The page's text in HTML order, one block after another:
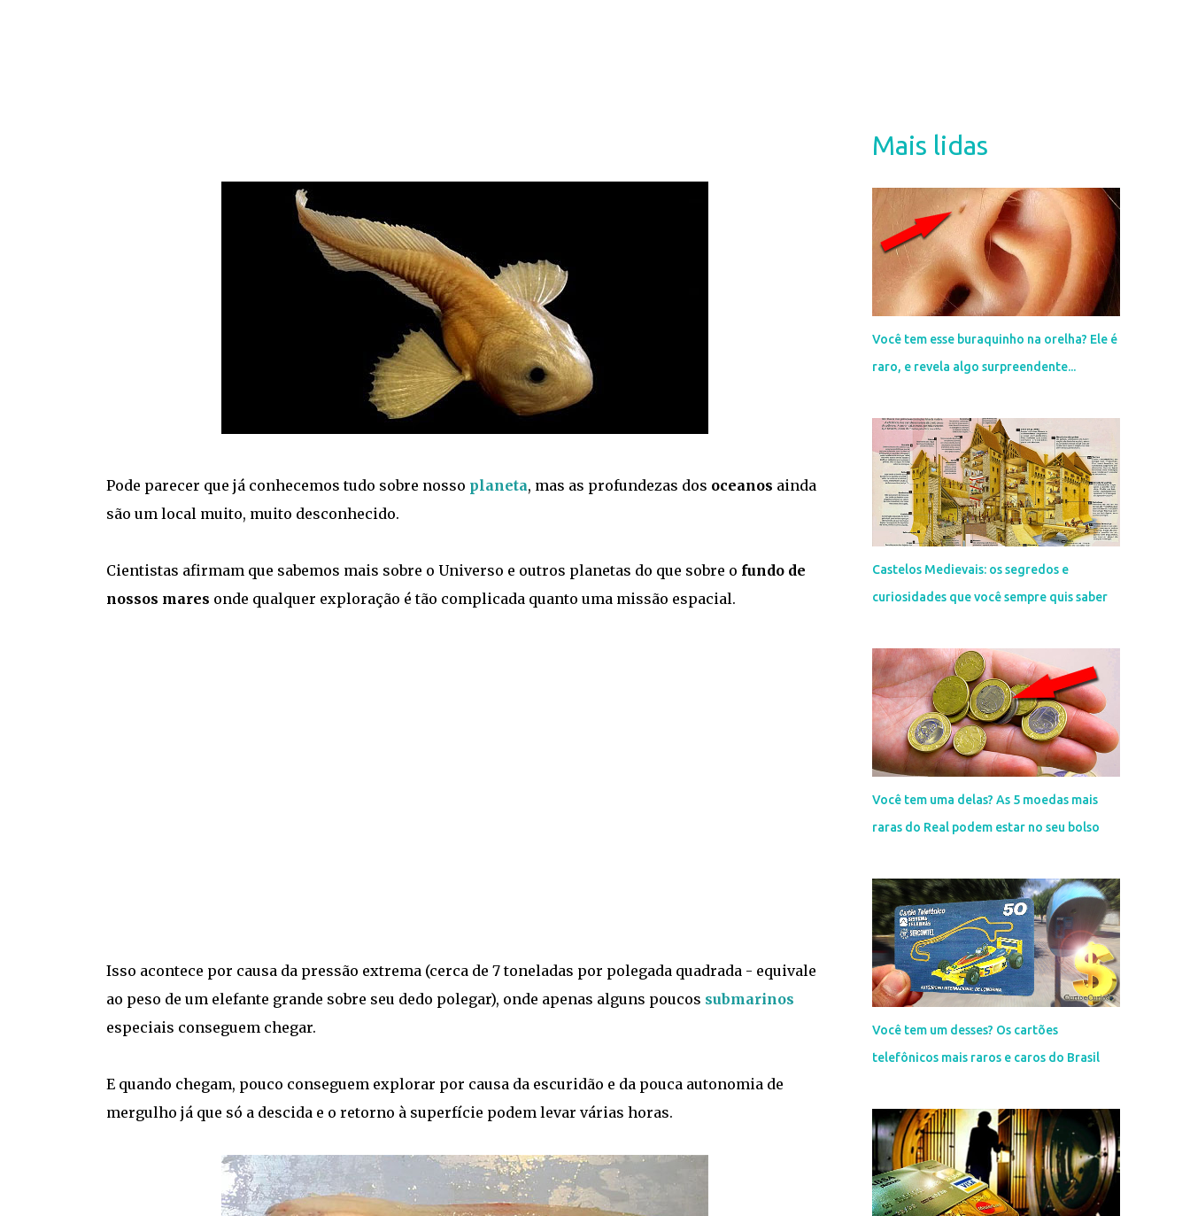
Pode parecer que já conhecemos tudo sobre nosso planeta, mas as profundezas dos oceanos ainda
são um local muito, muito desconhecido.
Cientistas afirmam que sabemos mais sobre o Universo e outros planetas do que sobre o fundo de
nossos mares onde qualquer exploração é tão complicada quanto uma missão espacial.
Isso acontece por causa da pressão extrema (cerca de 7 toneladas por polegada quadrada - equivale
ao peso de um elefante grande sobre seu dedo polegar), onde apenas alguns poucos submarinos
especiais conseguem chegar.
E quando chegam, pouco conseguem explorar por causa da escuridão e da pouca autonomia de
mergulho já que só a descida e o retorno à superfície podem levar várias horas.
Mais lidas
Você tem esse buraquinho na orelha? Ele é
raro, e revela algo surpreendente...
Castelos Medievais: os segredos e
curiosidades que você sempre quis saber
Você tem uma delas? As 5 moedas mais
raras do Real podem estar no seu bolso
Você tem um desses? Os cartões
telefônicos mais raros e caros do Brasil